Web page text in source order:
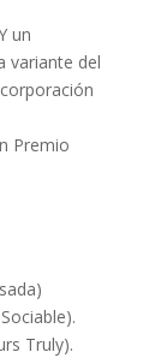
un
variante del
Premio
Truly).